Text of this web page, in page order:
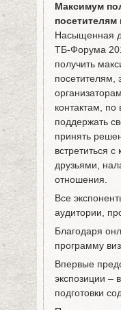
Максимум
посетителям
Насыщенная
ТБ-Форума
получить
посетителям,
контактам,
поддержать
принять
встретиться
друзьями,
отношения.
Все
аудитории,
Благодаря
программу
Впервые
экспозиции –
подготовки